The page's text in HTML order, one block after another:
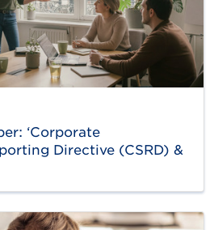
‘Corporate
Directive (CSRD) &